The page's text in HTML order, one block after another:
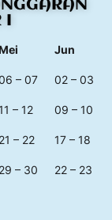
Jun
– 07 02 – 03
11 – 12 09 – 10
21 – 22 17 – 18
29 – 30 22 – 23